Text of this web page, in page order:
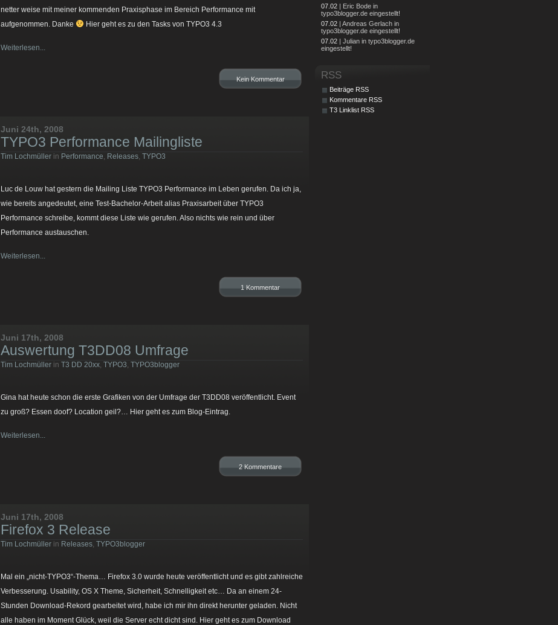
netter weise mit meiner kommenden Praxisphase im Bereich Performance mit
aufgenommen. Danke
Hier geht es zu den Tasks von TYPO3 4.3
Weiterlesen...
Kein Kommentar
Juni 24th, 2008
TYPO3 Performance Mailingliste
Tim Lochmüller in Performance, Releases, TYPO3
Luc de Louw hat gestern die Mailing Liste TYPO3 Performance im Leben gerufen. Da ich ja,
wie bereits angedeutet, eine Test-Bachelor-Arbeit alias Praxisarbeit über TYPO3
Performance schreibe, kommt diese Liste wie gerufen. Also nichts wie rein und über
Performance austauschen.
Weiterlesen...
1 Kommentar
Juni 17th, 2008
Auswertung T3DD08 Umfrage
Tim Lochmüller in T3 DD 20xx, TYPO3, TYPO3blogger
Gina hat heute schon die erste Grafiken von der Umfrage der T3DD08 veröffentlicht. Event
zu groß? Essen doof? Location geil?… Hier geht es zum Blog-Eintrag.
Weiterlesen...
2 Kommentare
Juni 17th, 2008
Firefox 3 Release
Tim Lochmüller in Releases, TYPO3blogger
Mal ein „nicht-TYPO3“-Thema… Firefox 3.0 wurde heute veröffentlicht und es gibt zahlreiche
Verbesserung. Usability, OS X Theme, Sicherheit, Schnelligkeit etc… Da an einem 24-
Stunden Download-Rekord gearbeitet wird, habe ich mir ihn direkt herunter geladen. Nicht
alle haben im Moment Glück, weil die Server echt dicht sind. Hier geht es zum Download
07.02 | Eric Bode in
typo3blogger.de eingestellt!
07.02 | Andreas Gerlach in
typo3blogger.de eingestellt!
07.02 | Julian in typo3blogger.de
eingestellt!
RSS
Beiträge RSS
Kommentare RSS
T3 Linklist RSS